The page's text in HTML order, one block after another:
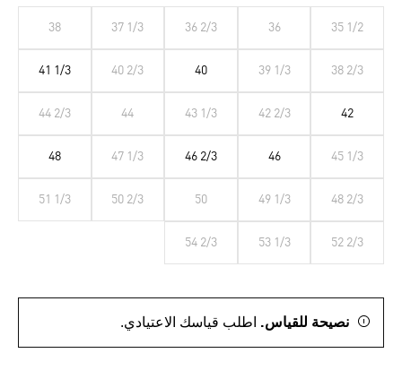
35 1/2
36
36 2/3
37 1/3
38
38 2/3
39 1/3
40
40 2/3
41 1/3
42
42 2/3
43 1/3
44
44 2/3
45 1/3
46
46 2/3
47 1/3
48
48 2/3
49 1/3
50
50 2/3
51 1/3
52 2/3
53 1/3
54 2/3
نصيحة للقياس. اطلب قياسك الاعتيادي.